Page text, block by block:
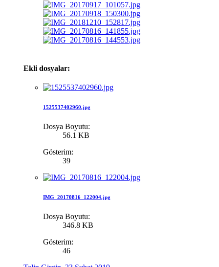
Ekli dosyalar:
1525537402960.jpg
Dosya Boyutu:
56.1 KB
Gösterim:
39
IMG_20170816_122004.jpg
Dosya Boyutu:
346.8 KB
Gösterim:
46